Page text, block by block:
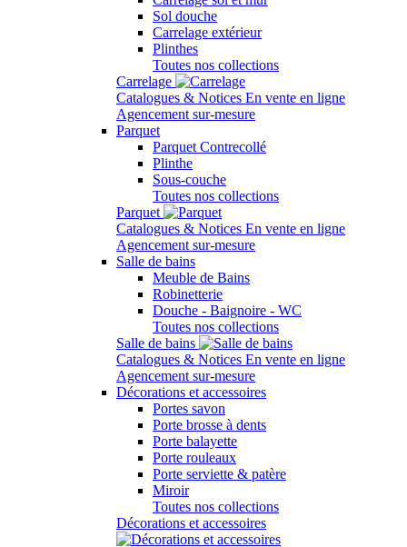
Sol douche
Carrelage extérieur
Plinthes
Toutes nos collections
Carrelage
Catalogues & Notices En vente en ligne
Agencement sur-mesure
Parquet
Parquet Contrecollé
Plinthe
Sous-couche
Toutes nos collections
Parquet
Catalogues & Notices En vente en ligne
Agencement sur-mesure
Salle de bains
Meuble de Bains
Robinetterie
Douche - Baignoire - WC
Toutes nos collections
Salle de bains
Catalogues & Notices En vente en ligne
Agencement sur-mesure
Décorations et accessoires
Portes savon
Porte brosse à dents
Porte balayette
Porte rouleaux
Porte serviette & patère
Miroir
Toutes nos collections
Décorations et accessoires